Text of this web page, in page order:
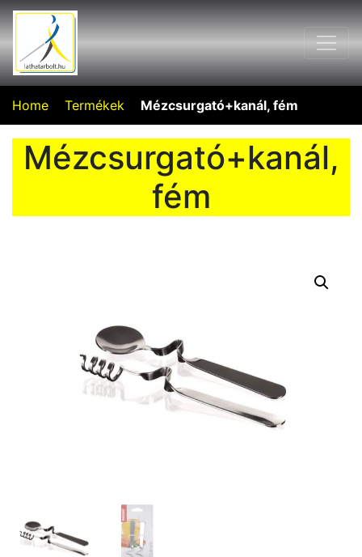
Home Termékek Mézcsurgató+kanál, fém
Mézcsurgató+kanál,
fém